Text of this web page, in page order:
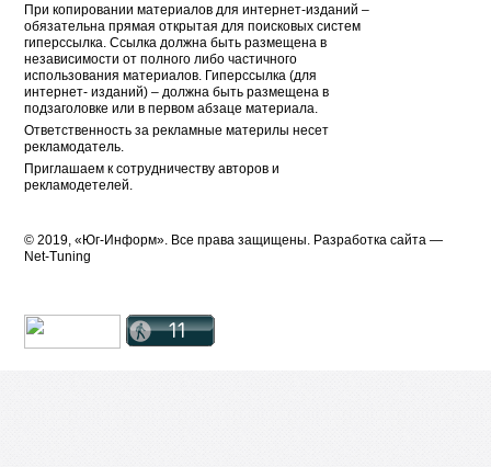
При копировании материалов для интернет-изданий –
обязательна прямая открытая для поисковых систем
гиперссылка. Ссылка должна быть размещена в
независимости от полного либо частичного
использования материалов. Гиперссылка (для
интернет- изданий) – должна быть размещена в
подзаголовке или в первом абзаце материала.
Ответственность за рекламные материлы несет
рекламодатель.
Приглашаем к сотрудничеству авторов и
рекламодетелей.
© 2019, «Юг-Информ». Все права защищены. Разработка cайта —
Net-Tuning